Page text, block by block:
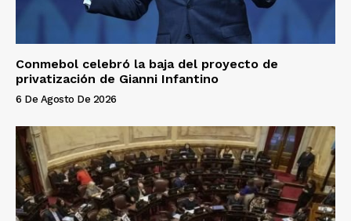
Conmebol celebró la baja del proyecto de
privatización de Gianni Infantino
6 De Agosto De 2026